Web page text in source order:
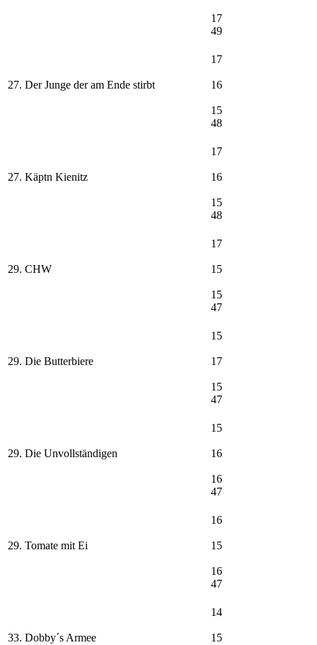
17
49
27. Der Junge der am Ende stirbt
17
16
15
48
27. Käptn Kienitz
17
16
15
48
29. CHW
17
15
15
47
29. Die Butterbiere
15
17
15
47
29. Die Unvollständigen
15
16
16
47
29. Tomate mit Ei
16
15
16
47
33. Dobby´s Armee
14
15